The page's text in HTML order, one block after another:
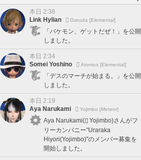
本日 2:36
Link Hylian
Garuda [Elemental]
「バケモン、ゲットだぜ！」を公開
しました。
本日 2:34
Somei Yoshino
Atomos [Elemental]
「デスのマーチが始まる。」を公開
しました。
本日 2:19
Aya Narukami
Yojimbo [Meteor]
Aya Narukami(
Yojimbo)さんがフ
リーカンパニー"Uraraka
Hiyori(Yojimbo)"のメンバー募集を
開始しました。